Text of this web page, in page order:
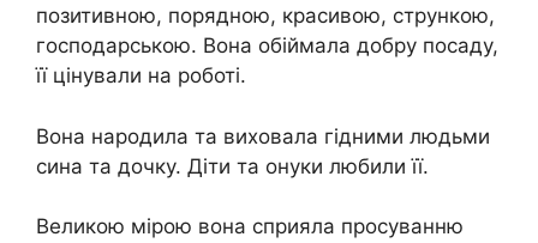
позитивною, порядною, красивою, стрункою,
господарською. Вона обіймала добру посаду,
її цінували на роботі.
Вона народила та виховала гідними людьми
сина та дочку. Діти та онуки любили її.
Великою мірою вона сприяла просуванню